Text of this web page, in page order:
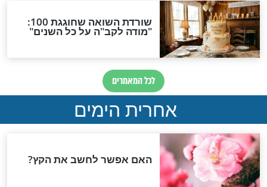
הסגולות, ההלכות
חודש ניסן
מבולבלים מכל ההכנות
פסח